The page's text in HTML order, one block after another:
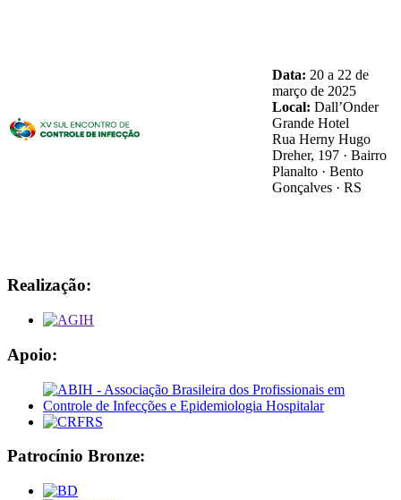
Data: 20 a 22 de
março de 2025
Local: Dall’Onder
Grande Hotel
Rua Herny Hugo
Dreher, 197 · Bairro
Planalto · Bento
Gonçalves · RS
Realização:
Apoio:
Patrocínio Bronze: